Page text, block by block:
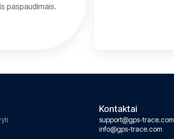
paspaudimais.
Kontaktai
support@gps-trace.com
info@gps-trace.com